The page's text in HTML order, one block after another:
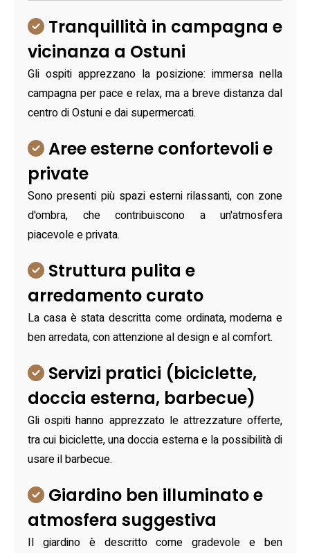
Tranquillità in campagna e
vicinanza a Ostuni
Gli ospiti apprezzano la posizione: immersa nella
campagna per pace e relax, ma a breve distanza dal
centro di Ostuni e dai supermercati.
Aree esterne confortevoli e
private
Sono presenti più spazi esterni rilassanti, con zone
d'ombra, che contribuiscono a un'atmosfera
piacevole e privata.
Struttura pulita e
arredamento curato
La casa è stata descritta come ordinata, moderna e
ben arredata, con attenzione al design e al comfort.
Servizi pratici (biciclette,
doccia esterna, barbecue)
Gli ospiti hanno apprezzato le attrezzature offerte,
tra cui biciclette, una doccia esterna e la possibilità di
usare il barbecue.
Giardino ben illuminato e
atmosfera suggestiva
Il giardino è descritto come gradevole e ben